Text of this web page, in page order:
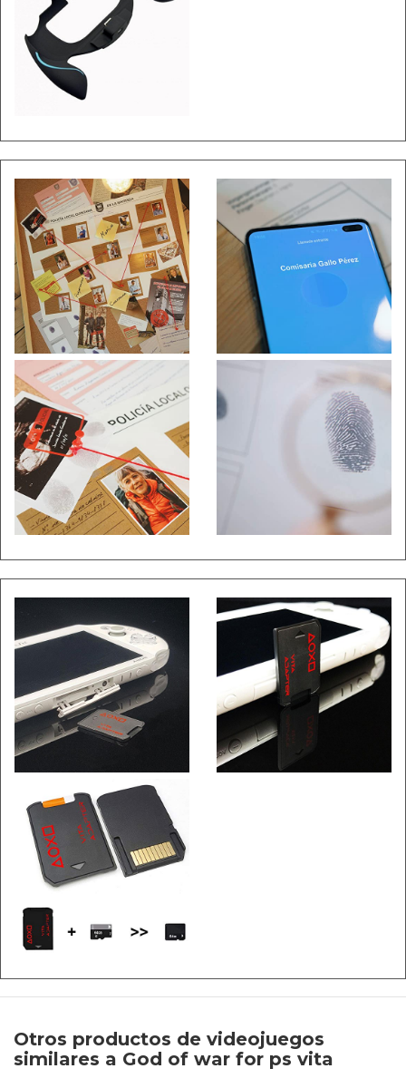
Otros productos de videojuegos
similares a God of war for ps vita